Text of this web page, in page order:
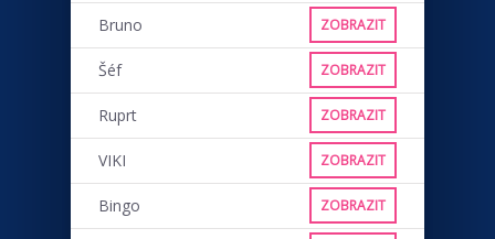
Bruno ZOBRAZIT
Šéf ZOBRAZIT
Ruprt ZOBRAZIT
VIKI ZOBRAZIT
Bingo ZOBRAZIT